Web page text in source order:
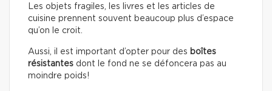
Les objets fragiles, les livres et les articles de
cuisine prennent souvent beaucoup plus d’espace
qu’on le croit.
Aussi, il est important d’opter pour des boîtes
résistantes dont le fond ne se défoncera pas au
moindre poids!